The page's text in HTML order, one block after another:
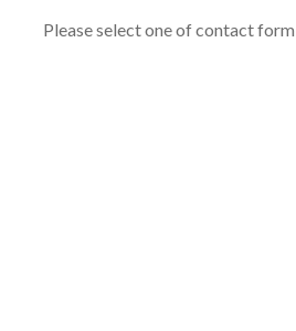
Please select one of contact